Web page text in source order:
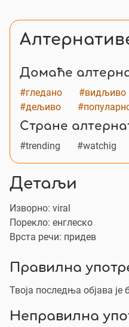
Домаће
#гледано #видљиво
#дељиво
Стране
#trending #watchig
Детаљи
Изворно: viral
Порекло: енглеско
Врста речи: придев
Правилна
Твоја последња објава
Неправилна